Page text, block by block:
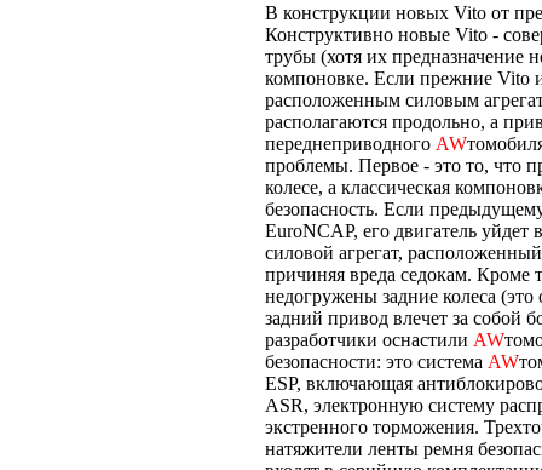
В конструкции новых Vito от
Конструктивно новые Vito -
трубы (хотя их предназначение
компоновке. Если прежние Vito
расположенным силовым
располагаются продольно, а
переднеприводного AW
проблемы. Первое - это то, что
колесе, а классическая
безопасность. Если
EuroNCAP, его двигатель
силовой агрегат,
причиняя вреда седокам.
недогружены задние колеса
задний привод влечет за собой
разработчики оснастили AW
безопасности: это система AW
ESP, включающая
ASR, электронную систему
экстренного торможения.
натяжители ленты ремня